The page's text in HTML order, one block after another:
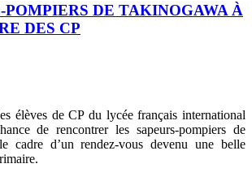
POMPIERS DE TAKINOGAWA À
DES CP
élèves de CP du lycée français international
de rencontrer les sapeurs-pompiers de
cadre d’un rendez-vous devenu une belle